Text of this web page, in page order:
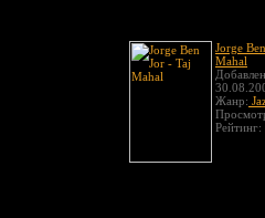
Jorge
Mahal
Жанр:
Рейтинг: